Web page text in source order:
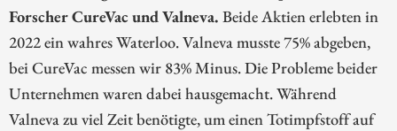
Forscher CureVac und Valneva. Beide Aktien erlebten in
2022 ein wahres Waterloo. Valneva musste 75% abgeben,
bei CureVac messen wir 83% Minus. Die Probleme beider
Unternehmen waren dabei hausgemacht. Während
Valneva zu viel Zeit benötigte, um einen Totimpfstoff auf